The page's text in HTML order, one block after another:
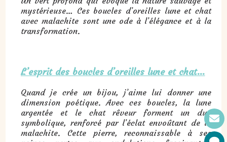
mystérieuse… Ces boucles d’oreilles lune et chat
avec malachite sont une ode à l’élégance et à la
transformation.
L’esprit des boucles d’oreilles lune et chat…
Quand je crée un bijou, j’aime lui donner une
dimension poétique. Avec ces boucles, la lune
argentée et le chat rêveur forment un duo
symbolique, renforcé par l’éclat envoûtant de la
malachite. Cette pierre, reconnaissable à ses